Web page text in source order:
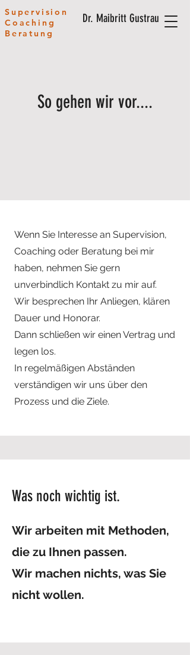
Supervision
Coaching
Beratung
Dr. Maibritt Gustrau
So gehen wir vor....
Wenn Sie Interesse an Supervision,
Coaching oder Beratung bei mir
haben, nehmen Sie gern
unverbindlich Kontakt zu mir auf.
Wir besprechen Ihr Anliegen, klären
Dauer und Honorar.
Dann schließen wir einen Vertrag und
legen los.
In regelmäßigen Abständen
verständigen wir uns über den
Prozess und die Ziele.
Was noch wichtig ist.
Wir arbeiten mit Methoden,
die zu Ihnen passen.
Wir machen nichts, was Sie
nicht wollen.